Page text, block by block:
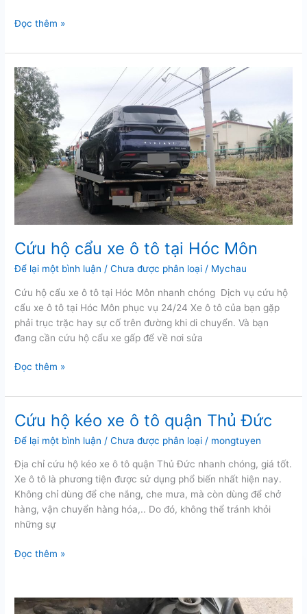
Cứu
cẩu
kéo
xe
tại
Nguyễn
Văn
Linh
Đọc thêm »
Cứu hộ cẩu xe ô tô tại Hóc Môn
Để lại một bình luận /Chưa được phân loại / Mychau
Cứu hộ cẩu xe ô tô tại Hóc Môn nhanh chóng Dịch vụ cứu hộ
cẩu xe ô tô tại Hóc Môn phục vụ 24/24 Xe ô tô của bạn gặp
phải trục trặc hay sự cố trên đường khi di chuyển. Và bạn
đang cần cứu hộ cẩu xe gấp để về nơi sửa
Cứu
cẩu
ô
tô
Hóc
Đọc thêm »
Cứu hộ kéo xe ô tô quận Thủ Đức
Để lại một bình luận /Chưa được phân loại / mongtuyen
Địa chỉ cứu hộ kéo xe ô tô quận Thủ Đức nhanh chóng, giá tốt.
Xe ô tô là phương tiện được sử dụng phổ biến nhất hiện nay.
Không chỉ dùng để che nắng, che mưa, mà còn dùng để chở
hàng, vận chuyển hàng hóa,.. Do đó, không thể tránh khỏi
những sự
Cứu
xe
Đọc thêm »